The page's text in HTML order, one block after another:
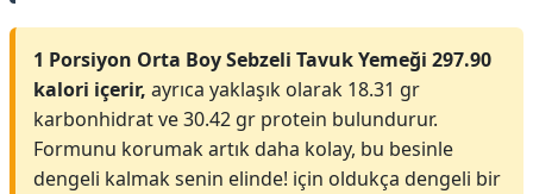
1 Porsiyon Orta Boy Sebzeli Tavuk Yemeği 297.90
kalori içerir, ayrıca yaklaşık olarak 18.31 gr
karbonhidrat ve 30.42 gr protein bulundurur.
Formunu korumak artık daha kolay, bu besinle
dengeli kalmak senin elinde! için oldukça dengeli bir